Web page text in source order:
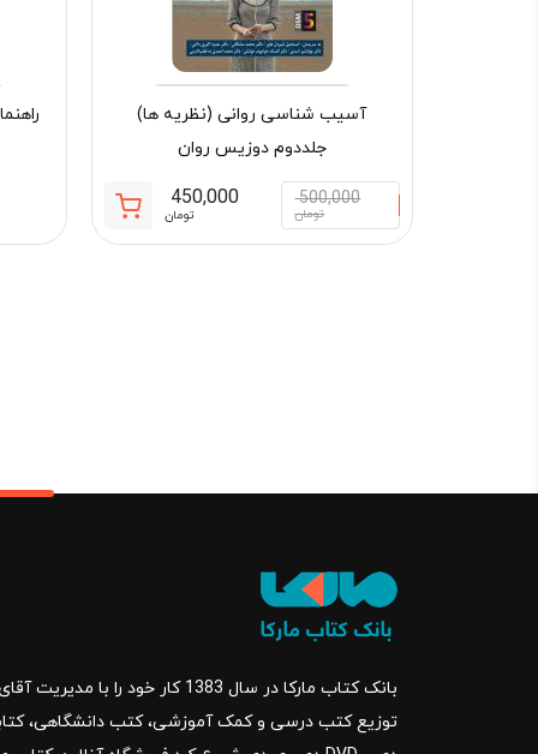
آسیب شناسی روانی (نظریه ها)
جلددوم دوزیس روان
500,000
تومان
اصلی:
450,000
تومان
فعلی:
بانک کتاب مارکا در سال 1383 کار